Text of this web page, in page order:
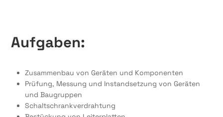
Aufgaben:
Zusammenbau von Geräten und Komponenten
Prüfung, Messung und Instandsetzung von Geräten
und Baugruppen
Schaltschrankverdrahtung